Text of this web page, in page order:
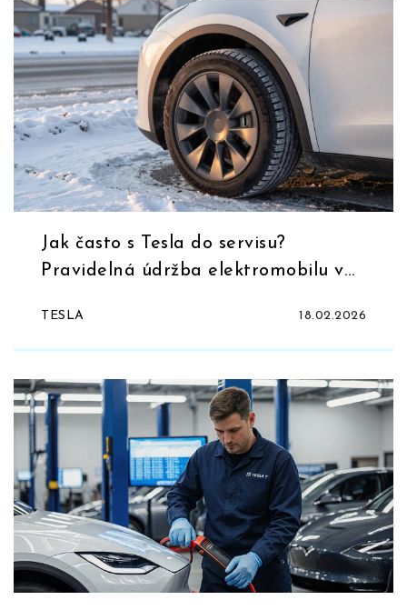
Jak často s Tesla do servisu?
Pravidelná údržba elektromobilu v
TESLA 18.02.2026